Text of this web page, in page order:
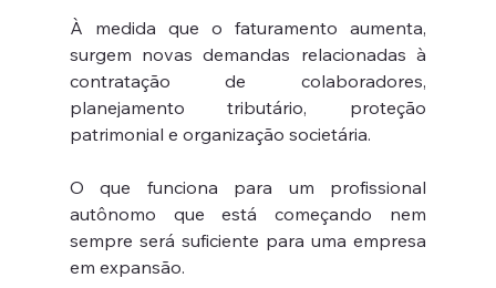
À medida que o faturamento aumenta,
surgem novas demandas relacionadas à
contratação de colaboradores,
planejamento tributário, proteção
patrimonial e organização societária.
O que funciona para um profissional
autônomo que está começando nem
sempre será suficiente para uma empresa
em expansão.